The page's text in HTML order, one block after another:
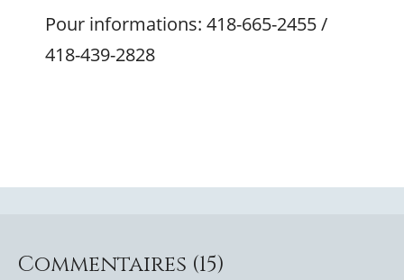
Pour informations: 418-665-2455 /
418-439-2828
Commentaires (15)